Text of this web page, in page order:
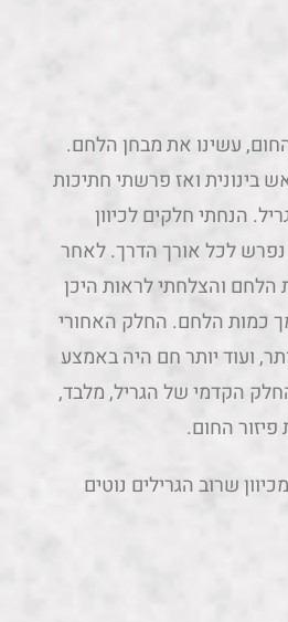
עשינו את מבחן הלחם.
בינונית ואז פרשתי חתיכות
הנחתי חלקים לכיוון
לכל אורך הדרך. לאחר
והצלחתי לראות היכן
כמות הלחם. החלק האחורי
ועוד יותר חם היה באמצע
הקדמי של הגריל, מלבד,
החום.
שרוב הגרילים נוטים